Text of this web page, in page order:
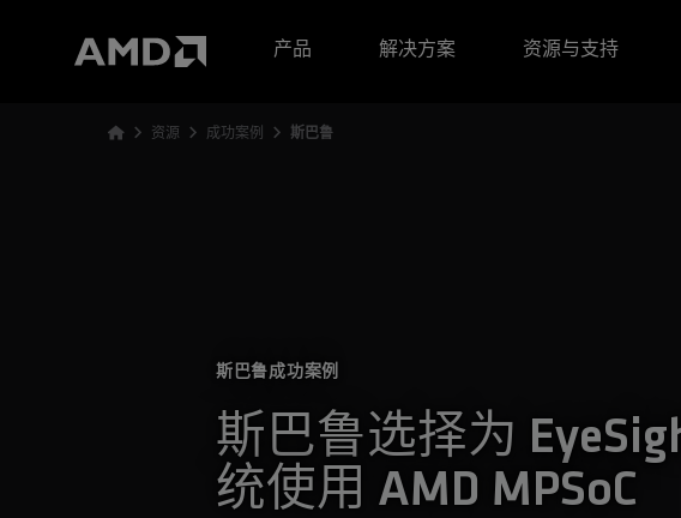
产品
解决方案 资源与支持
资源 成功案例 斯巴鲁
斯巴鲁成功案例
斯巴鲁选择为
统使用 AMD MPSoC